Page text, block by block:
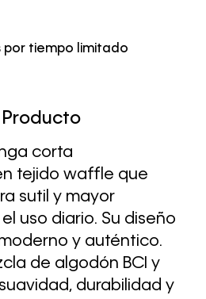
por tiempo limitado
Producto
corta
tejido waffle que
sutil y mayor
uso diario. Su diseño
y auténtico.
de algodón BCI y
durabilidad y